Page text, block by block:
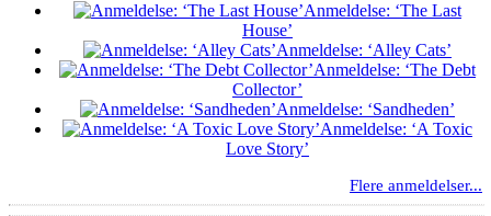
Anmeldelse: ‘The Last
House’
Anmeldelse: ‘Alley Cats’
Anmeldelse: ‘The Debt
Collector’
Anmeldelse: ‘Sandheden’
Anmeldelse: ‘A Toxic
Love Story’
Flere anmeldelser...